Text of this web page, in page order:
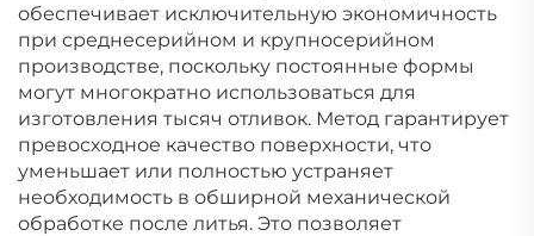
обеспечивает исключительную экономичность
при среднесерийном и крупносерийном
производстве, поскольку постоянные формы
могут многократно использоваться для
изготовления тысяч отливок. Метод гарантирует
превосходное качество поверхности, что
уменьшает или полностью устраняет
необходимость в обширной механической
обработке после литья. Это позволяет